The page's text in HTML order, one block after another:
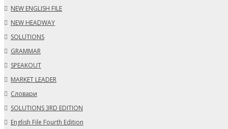
NEW ENGLISH FILE
NEW HEADWAY
SOLUTIONS
GRAMMAR
SPEAKOUT
MARKET LEADER
Словари
SOLUTIONS 3RD EDITION
English File Fourth Edition